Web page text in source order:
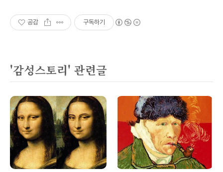
공감 구독하기
'감성스토리' 관련글